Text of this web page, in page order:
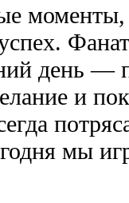
день —
и
мы